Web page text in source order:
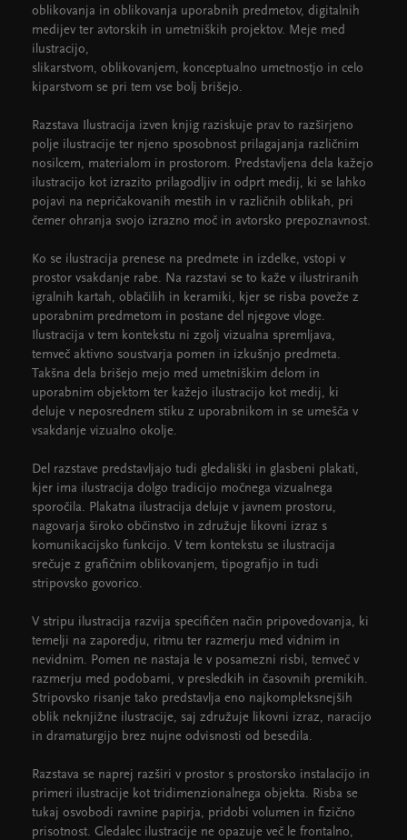
oblikovanja in oblikovanja uporabnih predmetov, digitalnih
medijev ter avtorskih in umetniških projektov. Meje med
ilustracijo,
slikarstvom, oblikovanjem, konceptualno umetnostjo in celo
kiparstvom se pri tem vse bolj brišejo.
Razstava Ilustracija izven knjig raziskuje prav to razširjeno
polje ilustracije ter njeno sposobnost prilagajanja različnim
nosilcem, materialom in prostorom. Predstavljena dela kažejo
ilustracijo kot izrazito prilagodljiv in odprt medij, ki se lahko
pojavi na nepričakovanih mestih in v različnih oblikah, pri
čemer ohranja svojo izrazno moč in avtorsko prepoznavnost.
Ko se ilustracija prenese na predmete in izdelke, vstopi v
prostor vsakdanje rabe. Na razstavi se to kaže v ilustriranih
igralnih kartah, oblačilih in keramiki, kjer se risba poveže z
uporabnim predmetom in postane del njegove vloge.
Ilustracija v tem kontekstu ni zgolj vizualna spremljava,
temveč aktivno soustvarja pomen in izkušnjo predmeta.
Takšna dela brišejo mejo med umetniškim delom in
uporabnim objektom ter kažejo ilustracijo kot medij, ki
deluje v neposrednem stiku z uporabnikom in se umešča v
vsakdanje vizualno okolje.
Del razstave predstavljajo tudi gledališki in glasbeni plakati,
kjer ima ilustracija dolgo tradicijo močnega vizualnega
sporočila. Plakatna ilustracija deluje v javnem prostoru,
nagovarja široko občinstvo in združuje likovni izraz s
komunikacijsko funkcijo. V tem kontekstu se ilustracija
srečuje z grafičnim oblikovanjem, tipografijo in tudi
stripovsko govorico.
V stripu ilustracija razvija specifičen način pripovedovanja, ki
temelji na zaporedju, ritmu ter razmerju med vidnim in
nevidnim. Pomen ne nastaja le v posamezni risbi, temveč v
razmerju med podobami, v presledkih in časovnih premikih.
Stripovsko risanje tako predstavlja eno najkompleksnejših
oblik neknjižne ilustracije, saj združuje likovni izraz, naracijo
in dramaturgijo brez nujne odvisnosti od besedila.
Razstava se naprej razširi v prostor s prostorsko instalacijo in
primeri ilustracije kot tridimenzionalnega objekta. Risba se
tukaj osvobodi ravnine papirja, pridobi volumen in fizično
prisotnost. Gledalec ilustracije ne opazuje več le frontalno,